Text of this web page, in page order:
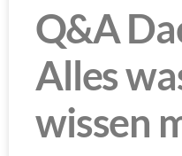
Q&A
Alles
wissen